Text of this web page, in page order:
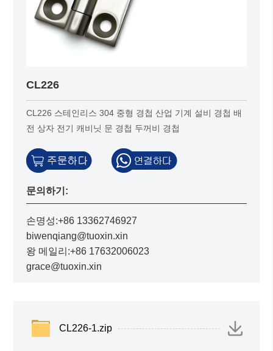
CL226
CL226 스테인리스 304 중형 경첩 산업 기계 설비 경첩 배
전 상자 전기 캐비닛 문 경첩 두꺼비 경첩
문의하기:
손명성:+86 13362746927
biwenqiang@tuoxin.xin
왕 메일리:+86 17632006023
grace@tuoxin.xin
CL226-1.zip